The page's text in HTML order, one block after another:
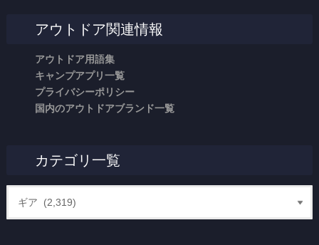
アウトドア関連情報
アウトドア用語集
キャンプアプリ一覧
プライバシーポリシー
国内のアウトドアブランド一覧
カテゴリ一覧